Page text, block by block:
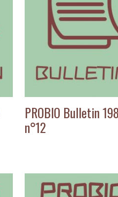
PROBIO Bulletin
n°12